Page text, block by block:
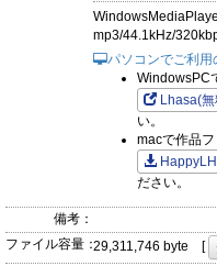
mp3/44.1kHz/
パソコンでご利用
WindowsPC
Lhasa(
い。
macで作品フ
ださい。
備考：
ファイル容量：29,311,746 byte [